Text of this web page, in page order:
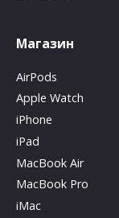
Магазин
AirPods
Apple Watch
iPhone
iPad
MacBook Air
MacBook Pro
iMac